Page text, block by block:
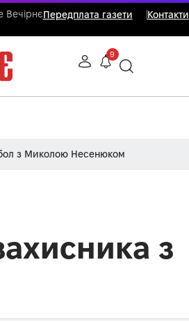
ВечірнєПередплата газети Контакти
9
з Миколою Несенюком
з